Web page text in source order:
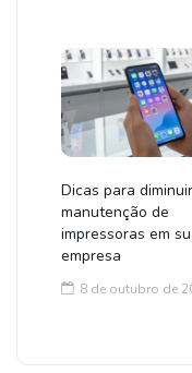
Dicas para
manutenção de
impressoras em
empresa
8 de outubro de